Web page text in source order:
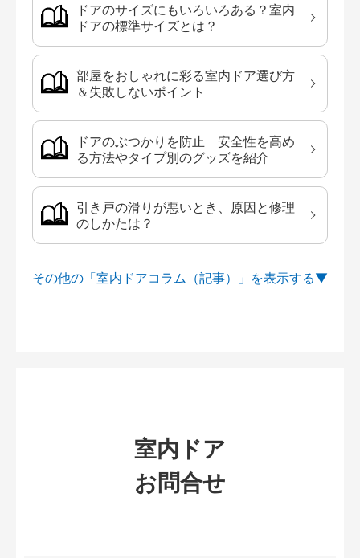
ドアのサイズにもいろいろある？室内
ドアの標準サイズとは？
部屋をおしゃれに彩る室内ドア選び方
＆失敗しないポイント
ドアのぶつかりを防止 安全性を高め
る方法やタイプ別のグッズを紹介
引き戸の滑りが悪いとき、原因と修理
のしかたは？
その他の「室内ドアコラム（記事）」を
室内ドア
お問合せ